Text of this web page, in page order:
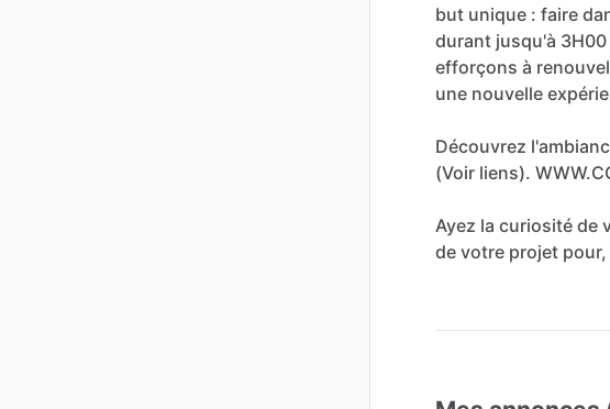
but unique : faire
durant jusqu'à 3H00
efforçons à
une nouvelle
Découvrez
(Voir liens).
Ayez la curiosité de
de votre projet pour,